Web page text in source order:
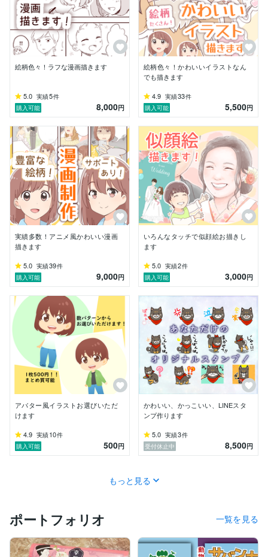
絵柄色々！ラフな漫画描きます
5.0 実績5件
購入可能
8,000円
絵柄色々！かわいいイラストなん
でも描きます
4.9 実績33件
購入可能
5,500円
実績多数！アニメ風かわいい漫画
描きます
5.0 実績39件
購入可能
9,000円
いろんなタッチで似顔絵お描きし
ます
5.0 実績2件
購入可能
3,000円
アバター風イラストお選びいただ
けます
4.9 実績10件
購入可能
500円
かわいい、かっこいい、LINEスタ
ンプ作ります
5.0 実績3件
受付休止中
8,500円
もっと見る
ポートフォリオ 一覧を見る